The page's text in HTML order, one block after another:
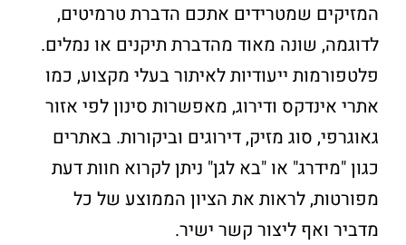
המזיקים שמטרידים אתכם הדברת טרמיטים,
לדוגמה, שונה מאוד מהדברת תיקנים או נמלים.
פלטפורמות ייעודיות לאיתור בעלי מקצוע, כמו
אתרי אינדקס ודירוג, מאפשרות סינון לפי אזור
גאוגרפי, סוג מזיק, דירוגים וביקורות. באתרים
כגון "מידרג" או "בא לגן" ניתן לקרוא חוות דעת
מפורטות, לראות את הציון הממוצע של כל
מדביר ואף ליצור קשר ישיר.